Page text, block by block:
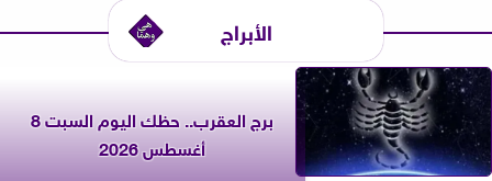
الأبراج
برج العقرب.. حظك اليوم السبت 8
أغسطس 2026